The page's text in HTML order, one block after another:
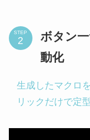
STEP
ボタン
動化
生成したマクロ
リックだけで定